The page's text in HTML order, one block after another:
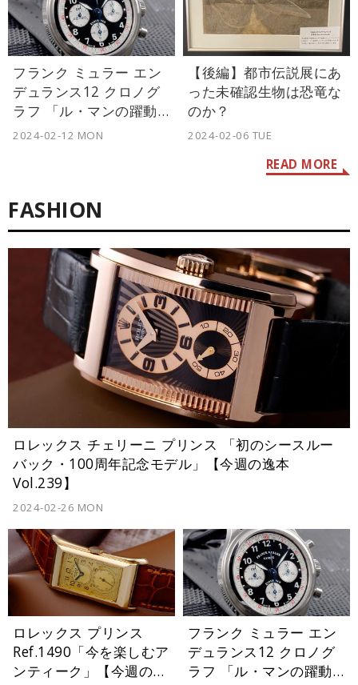
フランク ミュラー エン
デュランス12 クロノグ
ラフ 「ル・マンの躍動
を手に」【今週の逸本
2024-02-12 MON
【後編】都市伝説展にあ
った未確認生物は恐竜な
のか？
2024-02-06 TUE
READ MORE
FASHION
ロレックス チェリーニ プリンス 「初のシースルー
バック・100周年記念モデル」【今週の逸本
Vol.239】
2024-02-26 MON
ロレックス プリンス
Ref.1490「今を楽しむア
ンティーク」【今週の逸
フランク ミュラー エン
デュランス12 クロノグ
ラフ 「ル・マンの躍動